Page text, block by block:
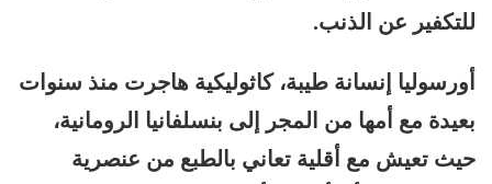
للتكفير عن الذنب.
أورسوليا إنسانة طيبة، كاثوليكية هاجرت منذ سنوات
بعيدة مع أمها من المجر إلى بنسلفانيا الرومانية،
حيث تعيش مع أقلية تعاني بالطبع من عنصرية